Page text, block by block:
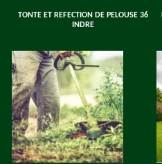
TONTE ET REFECTION DE PELOUSE 36
INDRE